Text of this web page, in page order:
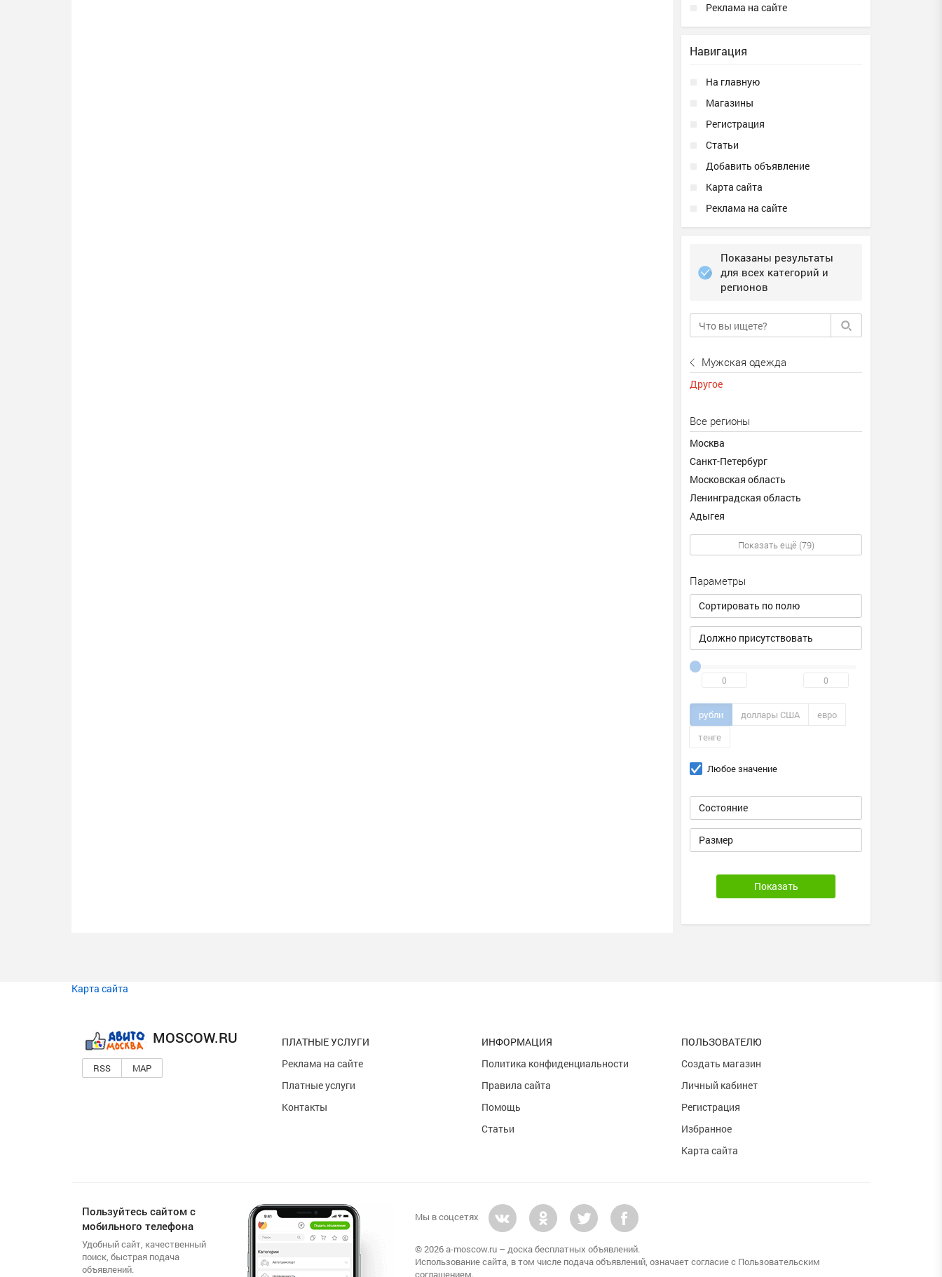
Реклама на сайте
Навигация
На главную
Магазины
Регистрация
Статьи
Добавить объявление
Карта сайта
Реклама на сайте
Показаны результаты
для всех категорий и
регионов
Мужская одежда
Другое
Все регионы
Москва
Санкт-Петербург
Московская область
Ленинградская область
Адыгея
Показать ещё (79)
Параметры
Сортировать по полю
Должно присутствовать
рубли доллары США
евро
тенге
Любое значение
Карта сайта
MOSCOW.RU
RSS MAP
ПЛАТНЫЕ УСЛУГИ
Реклама на сайте
Платные услуги
Контакты
ИНФОРМАЦИЯ
Политика конфиденциальности
Правила сайта
Помощь
Статьи
ПОЛЬЗОВАТЕЛЮ
Создать магазин
Личный кабинет
Регистрация
Избранное
Карта сайта
Пользуйтесь сайтом с
мобильного телефона
Удобный сайт, качественный
поиск, быстрая подача
объявлений.
Мы в соцсетях
© 2026 a-moscow.ru – доска бесплатных объявлений.
Использование сайта, в том числе подача объявлений, означает согласие с Пользовательским
соглашением.